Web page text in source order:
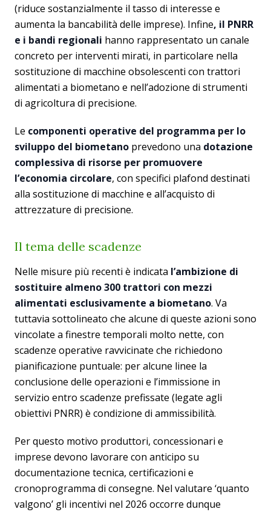
(riduce sostanzialmente il tasso di interesse e
aumenta la bancabilità delle imprese). Infine, il PNRR
e i bandi regionali hanno rappresentato un canale
concreto per interventi mirati, in particolare nella
sostituzione di macchine obsolescenti con trattori
alimentati a biometano e nell’adozione di strumenti
di agricoltura di precisione.
Le componenti operative del programma per lo
sviluppo del biometano prevedono una dotazione
complessiva di risorse per promuovere
l’economia circolare, con specifici plafond destinati
alla sostituzione di macchine e all’acquisto di
attrezzature di precisione.
Il tema delle scadenze
Nelle misure più recenti è indicata l’ambizione di
sostituire almeno 300 trattori con mezzi
alimentati esclusivamente a biometano. Va
tuttavia sottolineato che alcune di queste azioni sono
vincolate a finestre temporali molto nette, con
scadenze operative ravvicinate che richiedono
pianificazione puntuale: per alcune linee la
conclusione delle operazioni e l’immissione in
servizio entro scadenze prefissate (legate agli
obiettivi PNRR) è condizione di ammissibilità.
Per questo motivo produttori, concessionari e
imprese devono lavorare con anticipo su
documentazione tecnica, certificazioni e
cronoprogramma di consegne. Nel valutare ‘quanto
valgono’ gli incentivi nel 2026 occorre dunque